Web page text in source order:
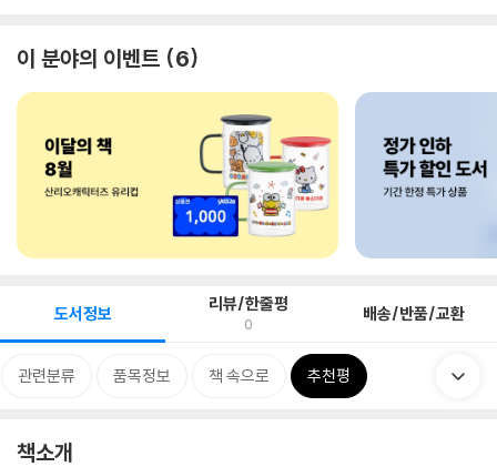
이 분야의 이벤트 6
도서정보 리뷰/한줄평
0 배송/반품/교환
관련분류 품목정보 책 속으로 추천평
책소개